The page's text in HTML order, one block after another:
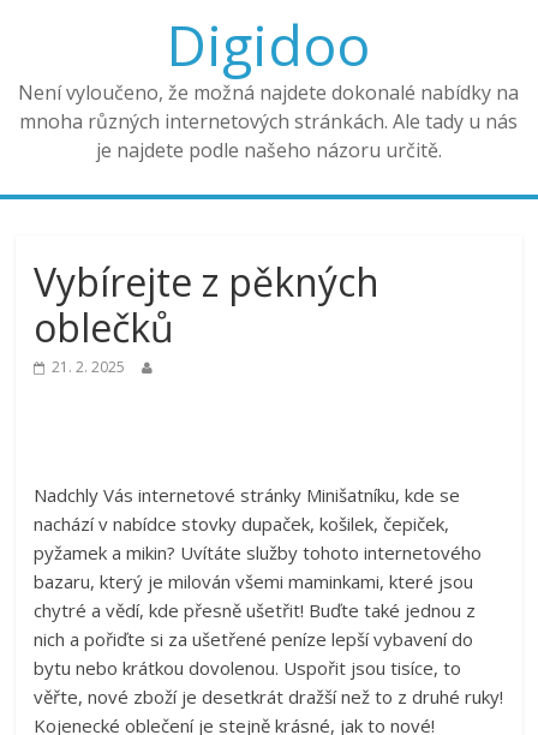
Digidoo
Není vyloučeno, že možná najdete dokonalé nabídky na
mnoha různých internetových stránkách. Ale tady u nás
je najdete podle našeho názoru určitě.
Vybírejte z pěkných
oblečků
21. 2. 2025
Nadchly Vás internetové stránky Minišatníku, kde se
nachází v nabídce stovky dupaček, košilek, čepiček,
pyžamek a mikin? Uvítáte služby tohoto internetového
bazaru, který je milován všemi maminkami, které jsou
chytré a vědí, kde přesně ušetřit! Buďte také jednou z
nich a pořiďte si za ušetřené peníze lepší vybavení do
bytu nebo krátkou dovolenou. Uspořit jsou tisíce, to
věřte, nové zboží je desetkrát dražší než to z druhé ruky!
Kojenecké oblečení je stejně krásné, jak to nové!